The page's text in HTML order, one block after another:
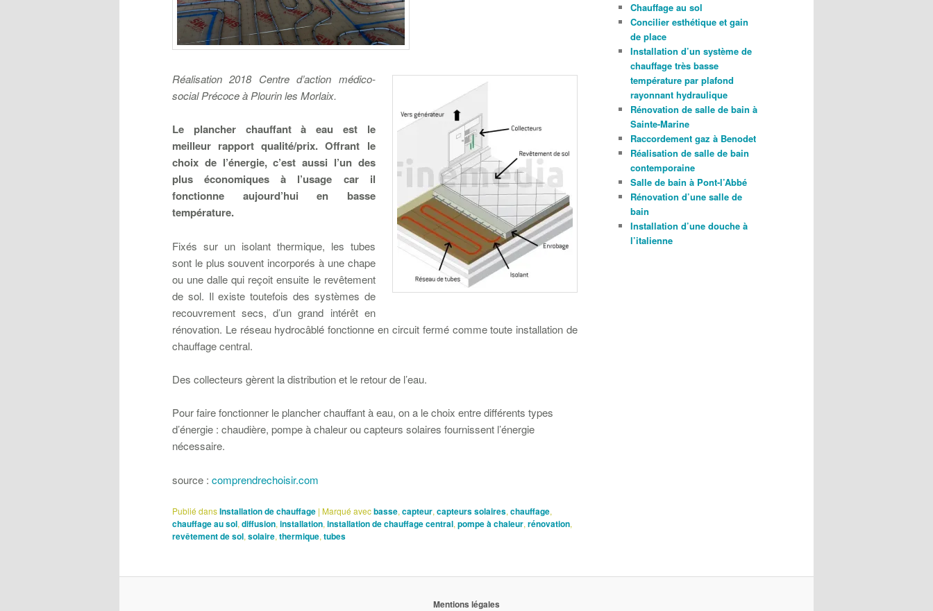
Réalisation 2018 Centre d’action médico-
social Précoce à Plourin les Morlaix.
Le plancher chauffant à eau est le
meilleur rapport qualité/prix. Offrant le
choix de l’énergie, c’est aussi l’un des
plus économiques à l’usage car il
fonctionne aujourd’hui en basse
température.
Fixés sur un isolant thermique, les tubes
sont le plus souvent incorporés à une chape
ou une dalle qui reçoit ensuite le revêtement
de sol. Il existe toutefois des systèmes de
recouvrement secs, d’un grand intérêt en
rénovation. Le réseau hydrocâblé fonctionne en circuit fermé comme toute installation de
chauffage central.
Des collecteurs gèrent la distribution et le retour de l’eau.
Pour faire fonctionner le plancher chauffant à eau, on a le choix entre différents types
d’énergie : chaudière, pompe à chaleur ou capteurs solaires fournissent l’énergie
nécessaire.
source : comprendrechoisir.com
Publié dansInstallation de chauffage | Marqué avecbasse, capteur, capteurs solaires, chauffage,
chauffage au sol, diffusion, installation, installation de chauffage central, pompe à chaleur, rénovation,
revêtement de sol, solaire, thermique, tubes
Chauffage au sol
Concilier esthétique et gain
de place
Installation d’un système de
chauffage très basse
température par plafond
rayonnant hydraulique
Rénovation de salle de bain à
Sainte-Marine
Raccordement gaz à Benodet
Réalisation de salle de bain
contemporaine
Salle de bain à Pont-l’Abbé
Rénovation d’une salle de
bain
Installation d’une douche à
l’italienne
Mentions légales